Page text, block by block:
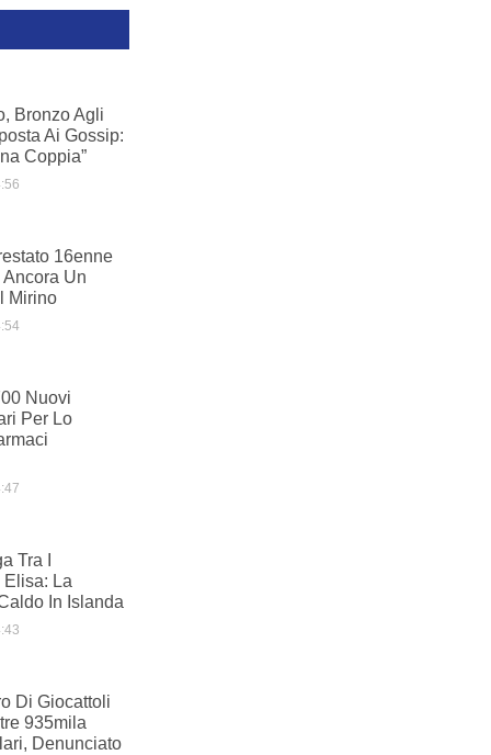
Bronzo Agli
Ai Gossip:
Coppia”
16enne
Un
Mirino
Nuovi
Per Lo
Tra I
La
In Islanda
Di Giocattoli
935mila
Denunciato